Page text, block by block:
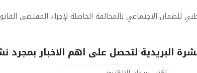
للضمان الاجتماعي بالمخالفة الحاصلة لإجراء المقتضى
البريدية لتحصل على اهم الاخبار بمجرد